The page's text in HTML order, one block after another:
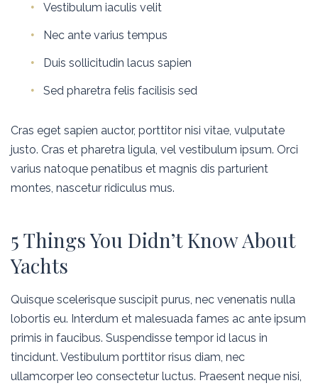
Vestibulum iaculis velit
Nec ante varius tempus
Duis sollicitudin lacus sapien
Sed pharetra felis facilisis sed
Cras eget sapien auctor, porttitor nisi vitae, vulputate
justo. Cras et pharetra ligula, vel vestibulum ipsum. Orci
varius natoque penatibus et magnis dis parturient
montes, nascetur ridiculus mus.
5 Things You Didn’t Know About
Yachts
Quisque scelerisque suscipit purus, nec venenatis nulla
lobortis eu. Interdum et malesuada fames ac ante ipsum
primis in faucibus. Suspendisse tempor id lacus in
tincidunt. Vestibulum porttitor risus diam, nec
ullamcorper leo consectetur luctus. Praesent neque nisi,